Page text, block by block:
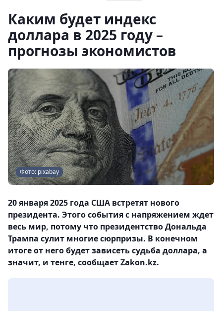
Каким будет индекс
доллара в 2025 году –
прогнозы экономистов
Фото: pixabay
20 января 2025 года США встретят нового
президента. Этого события с напряжением ждет
весь мир, потому что президентство Дональда
Трампа сулит многие сюрпризы. В конечном
итоге от него будет зависеть судьба доллара, а
значит, и тенге, сообщает Zakon.kz.